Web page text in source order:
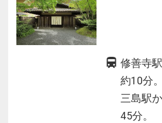
修善寺
約10分。
三島駅
45分。